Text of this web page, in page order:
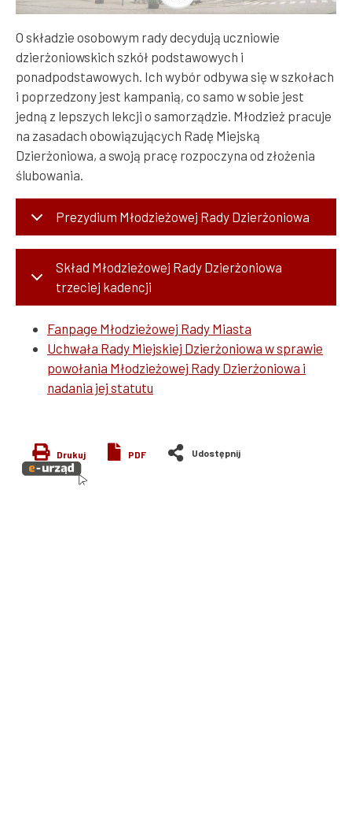
O składzie osobowym rady decydują uczniowie
dzierżoniowskich szkół podstawowych i
ponadpodstawowych. Ich wybór odbywa się w szkołach
i poprzedzony jest kampanią, co samo w sobie jest
jedną z lepszych lekcji o samorządzie. Młodzież pracuje
na zasadach obowiązujących Radę Miejską
Dzierżoniowa, a swoją pracę rozpoczyna od złożenia
ślubowania.
Prezydium Młodzieżowej Rady Dzierżoniowa
Skład Młodzieżowej Rady Dzierżoniowa
trzeciej kadencji
Fanpage Młodzieżowej Rady Miasta
Uchwała Rady Miejskiej Dzierżoniowa w sprawie
powołania Młodzieżowej Rady Dzierżoniowa i
nadania jej statutu
Drukuj PDF